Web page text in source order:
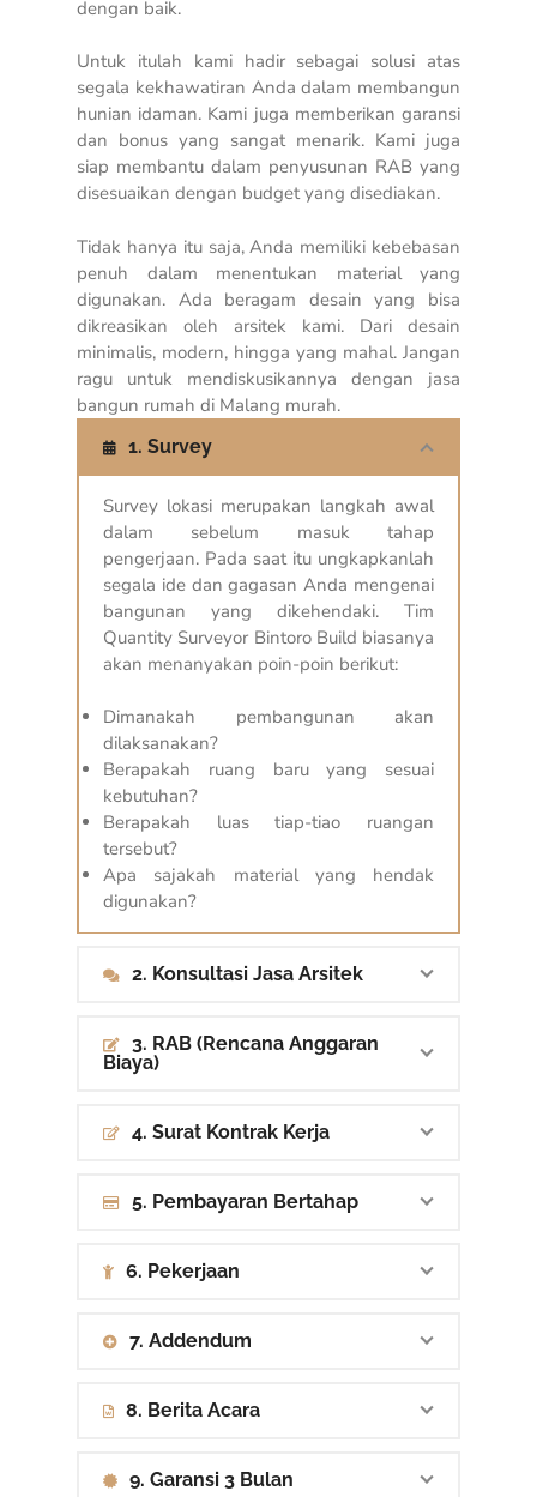
dengan baik.
Untuk itulah kami hadir sebagai solusi atas
segala kekhawatiran Anda dalam membangun
hunian idaman. Kami juga memberikan garansi
dan bonus yang sangat menarik. Kami juga
siap membantu dalam penyusunan RAB yang
disesuaikan dengan budgetyang disediakan.
Tidak hanya itu saja, Anda memiliki kebebasan
penuh dalam menentukan material yang
digunakan. Ada beragam desain yang bisa
dikreasikan oleh arsitek kami. Dari desain
minimalis, modern, hingga yang mahal. Jangan
ragu untuk mendiskusikannya dengan jasa
bangun rumah di Malang murah.
1. Survey
Survey lokasi merupakan langkah awal
dalam sebelum masuk tahap
pengerjaan. Pada saat itu ungkapkanlah
segala ide dan gagasan Anda mengenai
bangunan yang dikehendaki. Tim
Quantity Surveyor Bintoro Build biasanya
akan menanyakan poin-poin berikut:
Dimanakah pembangunan akan
dilaksanakan?
Berapakah ruang baru yang sesuai
kebutuhan?
Berapakah luas tiap-tiao ruangan
tersebut?
Apa sajakah material yang hendak
digunakan?
2. Konsultasi Jasa Arsitek
3. RAB (Rencana Anggaran
Biaya)
4. Surat Kontrak Kerja
5. Pembayaran Bertahap
6. Pekerjaan
7. Addendum
8. Berita Acara
9. Garansi 3 Bulan